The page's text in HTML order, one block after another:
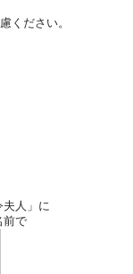
い
ください。
人」に
で